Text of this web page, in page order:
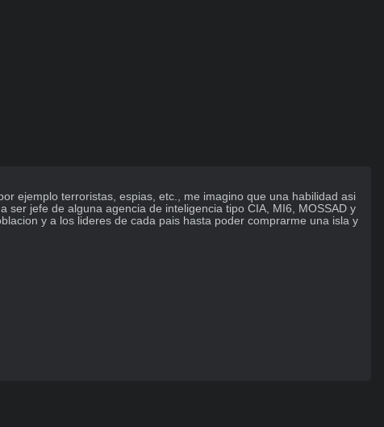
ejemplo terroristas, espias, etc., me imagino que una habilidad asi
jefe de alguna agencia de inteligencia tipo CIA, MI6, MOSSAD y
y a los lideres de cada pais hasta poder comprarme una isla y